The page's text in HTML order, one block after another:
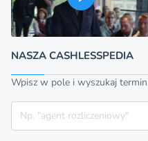
NASZA CASHLESSPEDIA
Wpisz w pole i wyszukaj
Szukaj